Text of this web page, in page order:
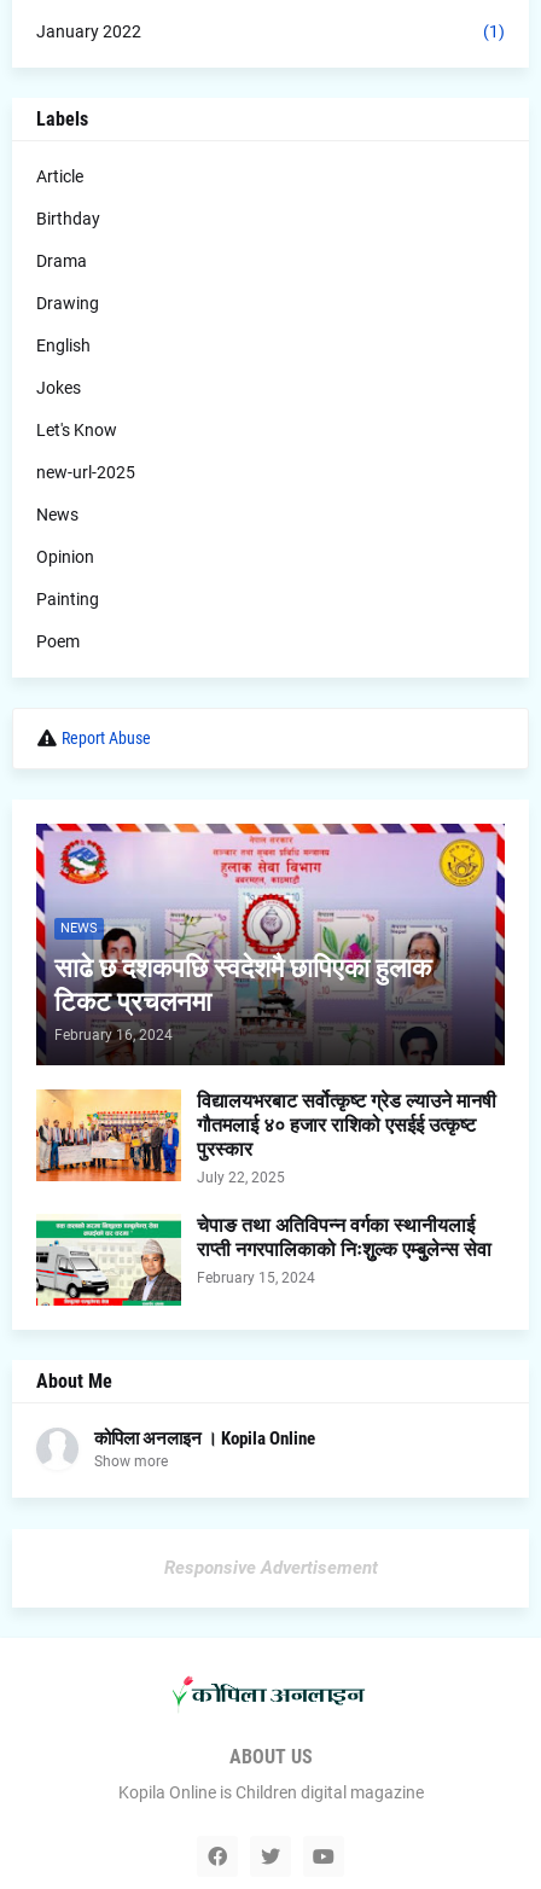
January 2022 (1)
Labels
Article
Birthday
Drama
Drawing
English
Jokes
Let's Know
new-url-2025
News
Opinion
Painting
Poem
Report Abuse
NEWS
साढे छ दशकपछि स्वदेशमै छापिएका हुलाक
टिकट प्रचलनमा
February 16, 2024
विद्यालयभरबाट सर्वोत्कृष्ट ग्रेड ल्याउने मानषी
गौतमलाई ४० हजार राशिको एसईई उत्कृष्ट
पुरस्कार
July 22, 2025
चेपाङ तथा अतिविपन्न वर्गका स्थानीयलाई
राप्ती नगरपालिकाको निःशुुल्क एम्बुुलेन्स सेवा
February 15, 2024
About Me
कोपिला अनलाइन । Kopila Online
Show more
Responsive Advertisement
ABOUT US
Kopila Online is Children digital magazine